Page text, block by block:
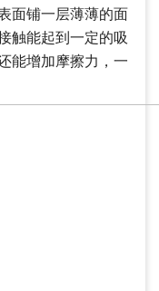
面铺一层薄薄的面
触能起到一定的吸
能增加摩擦力，一